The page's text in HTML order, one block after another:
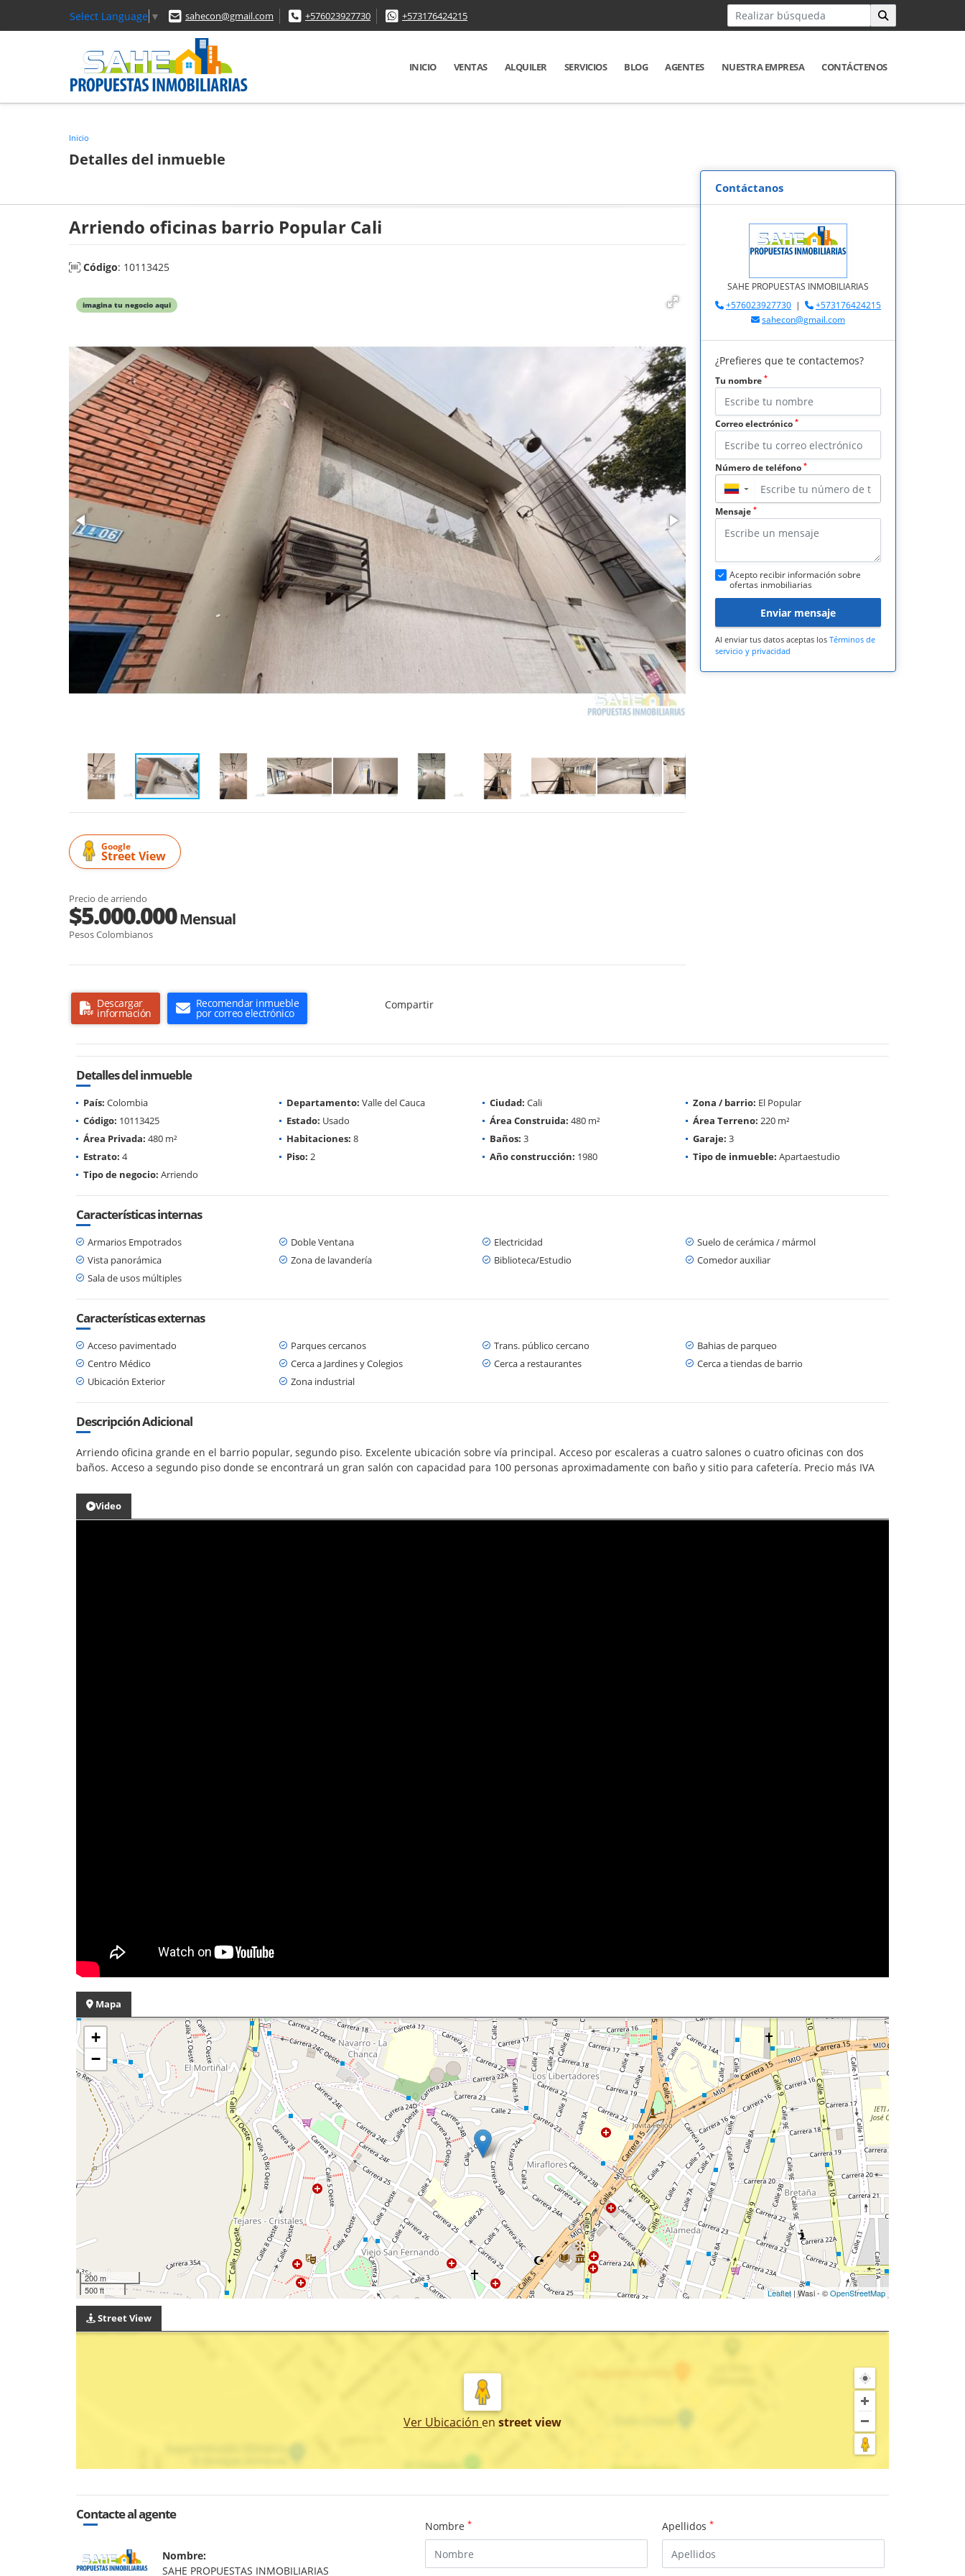
Select Language ▼ sahecon@gmail.com +576023927730 +573176424215
INICIO VENTAS ALQUILER SERVICIOS BLOG AGENTES NUESTRA EMPRESA CONTÁCTENOS
Inicio
Detalles del inmueble
Arriendo oficinas barrio Popular Cali
Código: 10113425
imagina tu negocio aqui
Google
Street View
Precio de arriendo
$5.000.000Mensual
Pesos Colombianos
Descargar
información
Recomendar inmueble
por correo electrónico
Compartir
Contáctanos
SAHE PROPUESTAS INMOBILIARIAS
+576023927730 |
+573176424215
sahecon@gmail.com
¿Prefieres que te contactemos?
Tu nombre *
Correo electrónico *
Número de teléfono *
▼
Mensaje *
Acepto recibir información sobre
ofertas inmobiliarias
Enviar mensaje
Al enviar tus datos aceptas los Términos de
servicio y privacidad
Detalles del inmueble
País: Colombia Departamento: Valle del Cauca Ciudad: Cali Zona / barrio: El Popular
Código: 10113425 Estado: Usado Área Construida: 480 m² Área Terreno: 220 m²
Área Privada: 480 m² Habitaciones: 8 Baños: 3 Garaje: 3
Estrato: 4 Piso: 2 Año construcción: 1980 Tipo de inmueble: Apartaestudio
Tipo de negocio: Arriendo
Características internas
Armarios Empotrados Doble Ventana Electricidad
Suelo de cerámica / mármol
Vista panorámica
Zona de lavandería Biblioteca/Estudio
Comedor auxiliar
Sala de usos múltiples
Características externas
Acceso pavimentado Parques cercanos Trans. público cercano
Bahias de parqueo
Centro Médico
Cerca a Jardines y Colegios Cerca a restaurantes
Cerca a tiendas de barrio
Ubicación Exterior
Zona industrial
Descripción Adicional
Arriendo oficina grande en el barrio popular, segundo piso. Excelente ubicación sobre vía principal. Acceso por escaleras a cuatro salones o cuatro oficinas con dos
baños. Acceso a segundo piso donde se encontrará un gran salón con capacidad para 100 personas aproximadamente con baño y sitio para cafetería. Precio más IVA
Video
Mapa
+
−
200 m
500 ft
Leaflet | Wasi - ©OpenStreetMap
Street View
Ver Ubicación en street view
Contacte al agente
Nombre:
SAHE PROPUESTAS INMOBILIARIAS
Nombre * Apellidos *